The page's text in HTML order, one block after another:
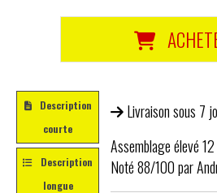
Description
courte
Description
longue
Livraison sous 7
Assemblage élevé
Noté 88/100 par